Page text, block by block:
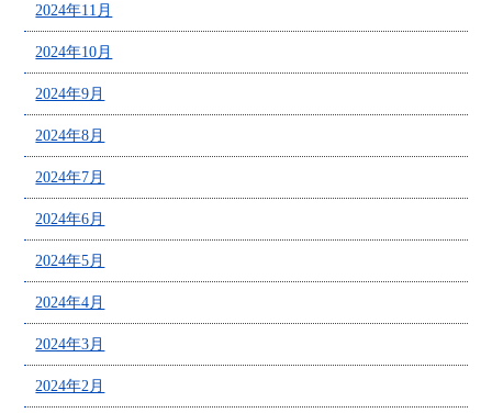
2024年11月
2024年10月
2024年9月
2024年8月
2024年7月
2024年6月
2024年5月
2024年4月
2024年3月
2024年2月